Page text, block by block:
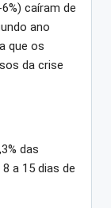
caíram de
ano
que os
da crise
das
a 15 dias de